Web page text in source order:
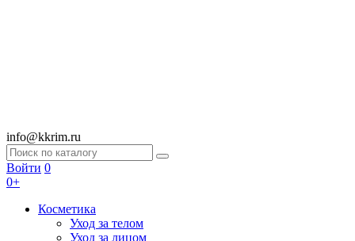
info@kkrim.ru
Войти 0
0+
Косметика
Уход за телом
Уход за лицом